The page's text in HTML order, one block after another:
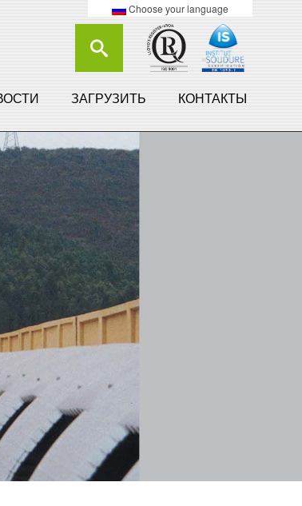
Choose your language
ЗАГРУЗИТЬ КОНТАКТЫ